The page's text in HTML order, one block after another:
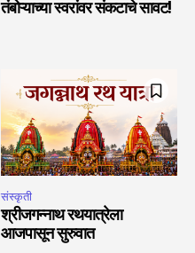
तंबोऱ्याच्या स्वरांवर संकटाचे सावट!
संस्कृती
श्रीजगन्नाथ रथयात्रेला
आजपासून सुरुवात